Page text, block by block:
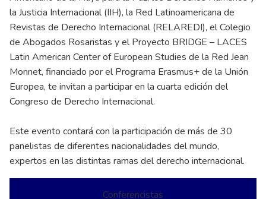
la Justicia Internacional (IIH), la Red Latinoamericana de
Revistas de Derecho Internacional (RELAREDI), el Colegio
de Abogados Rosaristas y el Proyecto BRIDGE – LACES
Latin American Center of European Studies de la Red Jean
Monnet, financiado por el Programa Erasmus+ de la Unión
Europea, te invitan a participar en la cuarta edición del
Congreso de Derecho Internacional.
Este evento contará con la participación de más de 30
panelistas de diferentes nacionalidades del mundo,
expertos en las distintas ramas del derecho internacional.
Conferencistas